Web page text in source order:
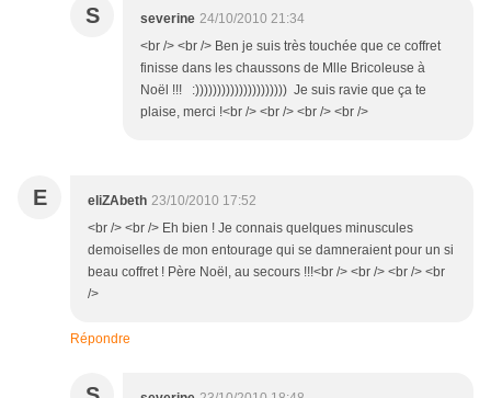
S severine 24/10/2010 21:34
<br /> <br /> Ben je suis très touchée que ce coffret
finisse dans les chaussons de Mlle Bricoleuse à
Noël !!! :))))))))))))))))))))) Je suis ravie que ça te
plaise, merci !<br /> <br /> <br /> <br />
E eliZAbeth 23/10/2010 17:52
<br /> <br /> Eh bien ! Je connais quelques minuscules
demoiselles de mon entourage qui se damneraient pour un si
beau coffret ! Père Noël, au secours !!!<br /> <br /> <br /> <br
/>
Répondre